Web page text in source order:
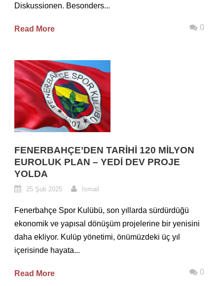
Diskussionen. Besonders...
Read More 0
FENERBAHÇE’DEN TARIHI 120 MILYON
EUROLUK PLAN – YEDI DEV PROJE
YOLDA
25 Şub 2025 Ismail
Fenerbahçe Spor Kulübü, son yıllarda sürdürdüğü
ekonomik ve yapısal dönüşüm projelerine bir yenisini
daha ekliyor. Kulüp yönetimi, önümüzdeki üç yıl
içerisinde hayata...
Read More 0